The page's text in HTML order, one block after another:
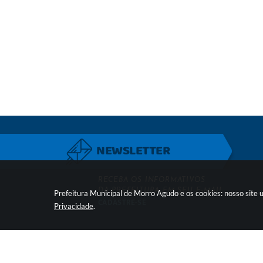
Prefeitura Municipal de Morro Agudo e os cookies: nosso site
Privacidade.
NEWSLETTER
DA PREFEITURA EM SEU E-MAIL